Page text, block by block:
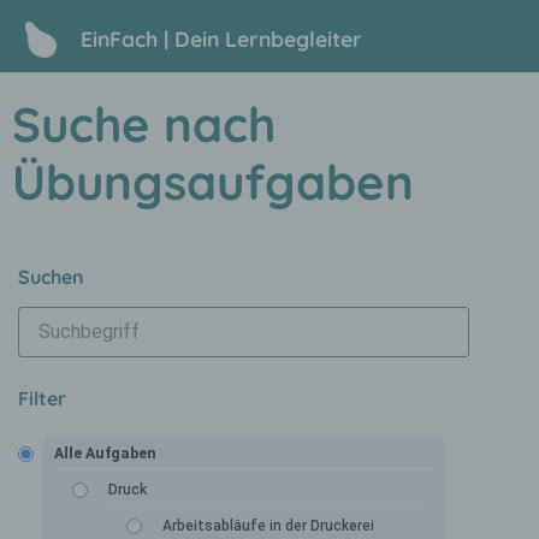
EinFach | Dein Lernbegleiter
Suche nach
Übungsaufgaben
Suchen
Filter
Alle Aufgaben
Druck
Arbeitsabläufe in der Druckerei